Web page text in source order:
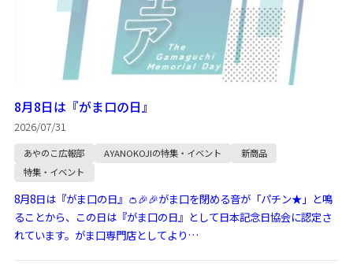
8月8日は『がま口の日』
2026/07/31
あやのこ広報部 AYANOKOJIの特集・イベント
新商品
特集・イベント
8月8日は『がま口の日』👛🎉🎉がま口を閉める音が「パチン★」と鳴
ることから、この日は『がま口の日』として日本記念日協会に認定さ
れています。がま口専門店としてより…